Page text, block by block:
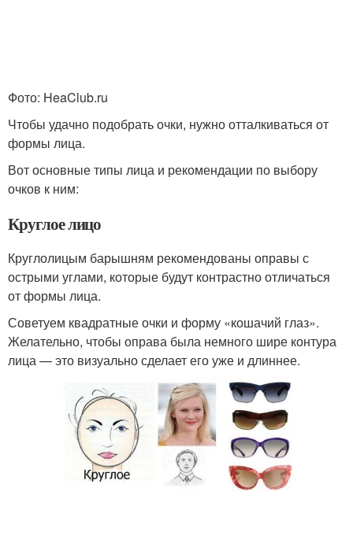
Фото: HeaClub.ru
Чтобы удачно подобрать очки, нужно отталкиваться от
формы лица.
Вот основные типы лица и рекомендации по выбору
очков к ним:
Круглое лицо
Круглолицым барышням рекомендованы оправы с
острыми углами, которые будут контрастно отличаться
от формы лица.
Советуем квадратные очки и форму «кошачий глаз».
Желательно, чтобы оправа была немного шире контура
лица — это визуально сделает его уже и длиннее.